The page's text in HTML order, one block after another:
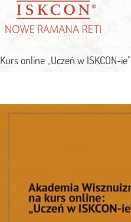
Kurs online „Uczeń w ISKCON-ie”
Pokaż